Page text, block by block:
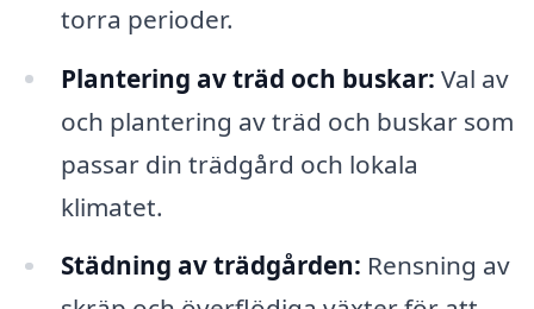
torra perioder.
Plantering av träd och buskar: Val av
och plantering av träd och buskar som
passar din trädgård och lokala
klimatet.
Städning av trädgården: Rensning av